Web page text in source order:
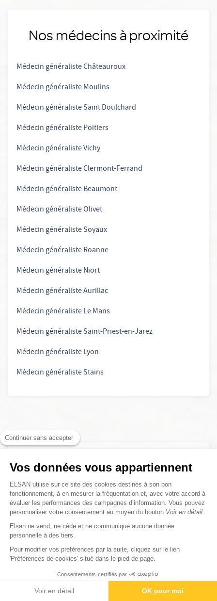
Continuer sans accepter
Vos données vous appartiennent
ELSAN utilise sur ce site des cookies destinés à son bon
fonctionnement, à en mesurer la fréquentation et, avec votre accord à
évaluer les performances des campagnes d’information. Vous pouvez
personnaliser votre consentement au moyen du bouton Voir en détail
Elsan ne vend, ne cède et ne communique aucune donnée
personnelle à des tiers.
Pour modifier vos préférences par la suite, cliquez sur le lien
'Préférences de cookies' situé dans le pied de page.
Consentements certifiés par
Voir en détail OK pour moi
Nos médecins à proximité
Médecin généraliste Châteauroux
Médecin généraliste Moulins
Médecin généraliste Saint Doulchard
Médecin généraliste Poitiers
Médecin généraliste Vichy
Médecin généraliste Clermont-Ferrand
Médecin généraliste Beaumont
Médecin généraliste Olivet
Médecin généraliste Soyaux
Médecin généraliste Roanne
Médecin généraliste Niort
Médecin généraliste Aurillac
Médecin généraliste Le Mans
Médecin généraliste Saint-Priest-en-Jarez
Médecin généraliste Lyon
Médecin généraliste Stains
Médecine générale
Découvrez tout ce qu'il faut savoir sur la
Médecine générale chez ELSAN